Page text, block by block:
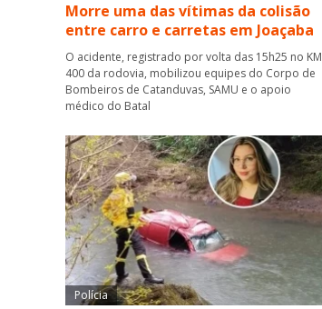
Morre uma das vítimas da colisão
entre carro e carretas em Joaçaba
O acidente, registrado por volta das 15h25 no KM
400 da rodovia, mobilizou equipes do Corpo de
Bombeiros de Catanduvas, SAMU e o apoio
médico do Batal
Polícia